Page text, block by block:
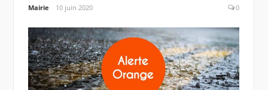
Mairie 10 juin 2020 0